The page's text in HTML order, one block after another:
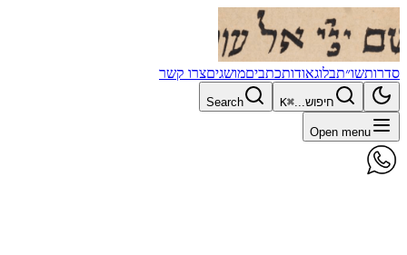
סדרותשו״תבלוגאודותכתביםמושגיםצרו קשר
חיפוש...⌘K
Search
Open menu